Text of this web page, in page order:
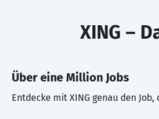
XING –
Über eine Million Jobs
Entdecke mit XING genau den